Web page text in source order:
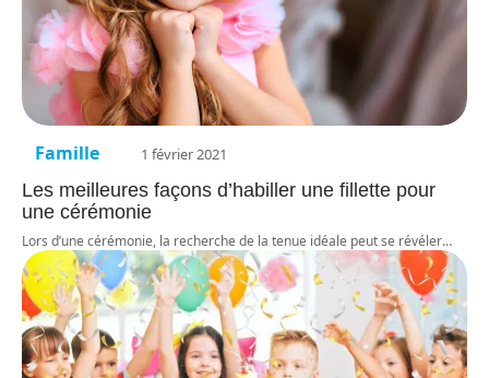
Famille 1 février 2021
Les meilleures façons d’habiller une fillette pour
une cérémonie
Lors d’une cérémonie, la recherche de la tenue idéale peut se révéler…